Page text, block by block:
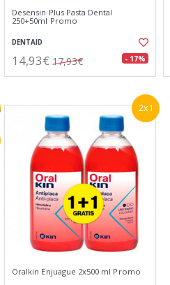
Desensin Plus Pasta Dental
250+50ml Promo
DENTAID
14,93€ 17,93€ - 17%
2x1
Oralkin Enjuague 2x500 ml Promo